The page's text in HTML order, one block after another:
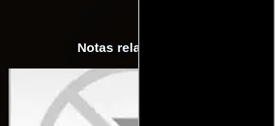
Notas relacionadas